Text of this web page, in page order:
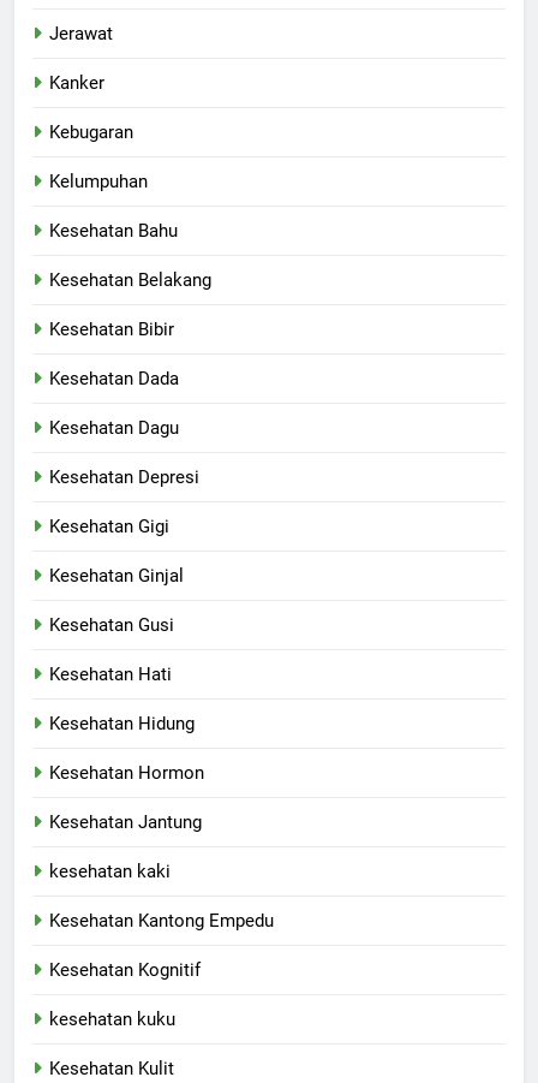
Jerawat
Kanker
Kebugaran
Kelumpuhan
Kesehatan Bahu
Kesehatan Belakang
Kesehatan Bibir
Kesehatan Dada
Kesehatan Dagu
Kesehatan Depresi
Kesehatan Gigi
Kesehatan Ginjal
Kesehatan Gusi
Kesehatan Hati
Kesehatan Hidung
Kesehatan Hormon
Kesehatan Jantung
kesehatan kaki
Kesehatan Kantong Empedu
Kesehatan Kognitif
kesehatan kuku
Kesehatan Kulit